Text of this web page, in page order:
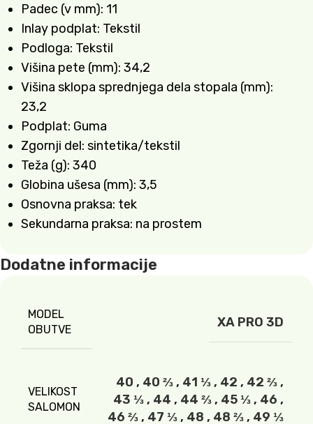
Padec (v mm): 11
Inlay podplat: Tekstil
Podloga: Tekstil
Višina pete (mm): 34,2
Višina sklopa sprednjega dela stopala (mm):
23,2
Podplat: Guma
Zgornji del: sintetika/tekstil
Teža (g): 340
Globina ušesa (mm): 3,5
Osnovna praksa: tek
Sekundarna praksa: na prostem
Dodatne informacije
MODEL
OBUTVE
XA PRO 3D
VELIKOST
SALOMON
40 , 40 ⅔, 41 ⅓, 42 , 42 ⅔,
43 ⅓, 44 , 44 ⅔, 45 ⅓, 46 ,
46 ⅔, 47 ⅓, 48 , 48 ⅔, 49 ⅓